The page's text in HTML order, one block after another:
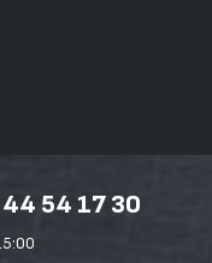
54 17 30